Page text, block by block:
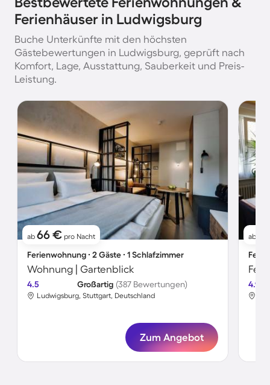
Ferienhäuser in Ludwigsburg
Buche Unterkünfte mit den höchsten
Gästebewertungen in Ludwigsburg, geprüft nach
Komfort, Lage, Ausstattung, Sauberkeit und Preis-
Leistung.
ab 66 € pro Nacht
Ferienwohnung ∙ 2 Gäste ∙ 1 Schlafzimmer
Wohnung | Gartenblick
4.5 Großartig (387 Bewertungen)
Ludwigsburg, Stuttgart, Deutschland
Zum Angebot
ab
4.9